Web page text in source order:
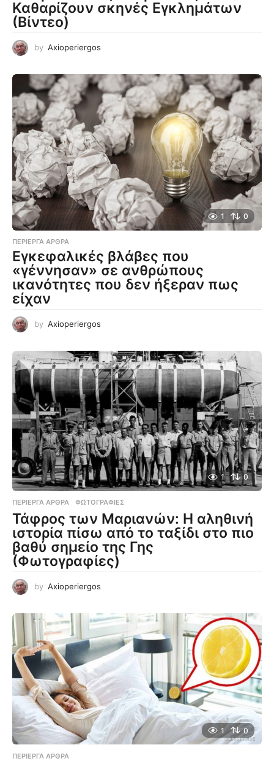
Καθαρίζουν σκηνές Εγκλημάτων
(Βίντεο)
by Axioperiergos
1 0
ΠΕΡΊΕΡΓΑ ΆΡΘΡΑ
Εγκεφαλικές βλάβες που
«γέννησαν» σε ανθρώπους
ικανότητες που δεν ήξεραν πως
είχαν
by Axioperiergos
1 0
ΠΕΡΊΕΡΓΑ ΆΡΘΡΑ ,ΦΩΤΟΓΡΑΦΊΕΣ
Τάφρος των Μαριανών: Η αληθινή
ιστορία πίσω από το ταξίδι στο πιο
βαθύ σημείο της Γης
(Φωτογραφίες)
by Axioperiergos
1 0
ΠΕΡΊΕΡΓΑ ΆΡΘΡΑ